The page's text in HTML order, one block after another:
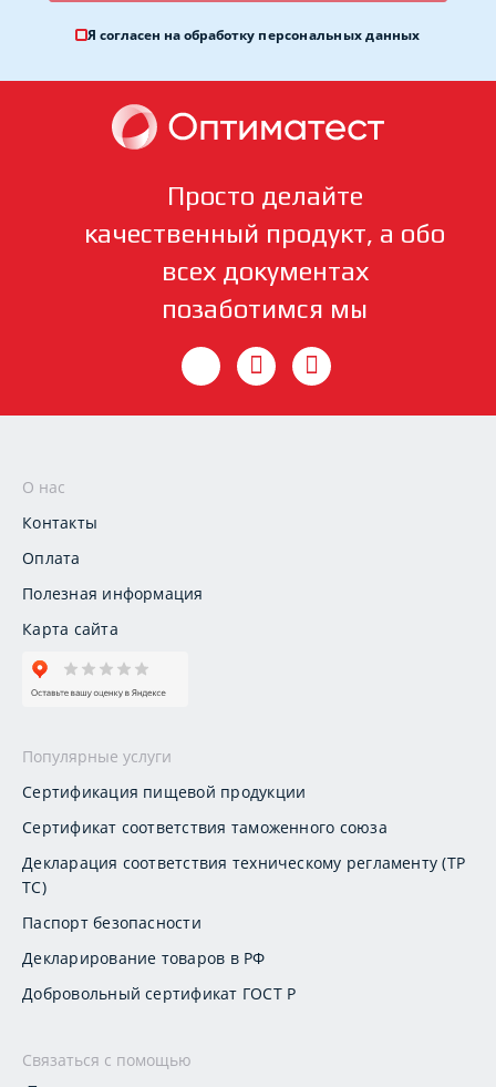
Я согласен на обработку персональных данных
Просто делайте
качественный продукт, а обо
всех документах
позаботимся мы
О нас
Контакты
Оплата
Полезная информация
Карта сайта
Популярные услуги
Сертификация пищевой продукции
Сертификат соответствия таможенного союза
Декларация соответствия техническому регламенту (ТР
ТС)
Паспорт безопасности
Декларирование товаров в РФ
Добровольный сертификат ГОСТ Р
Связаться с помощью